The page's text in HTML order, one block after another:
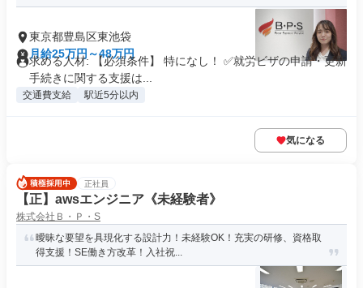
東京都豊島区東池袋
月給25万円～48万円
求める人材: 【必須条件】 特になし！ ✅就労ビザの申請・更新
手続きに関する支援は...
交通費支給 駅近5分以内
気になる
正社員
【正】awsエンジニア《未経験者》
株式会社Ｂ・Ｐ・S
曖昧な要望を具現化する設計力！未経験OK！充実の研修、資格取
得支援！SE働き方改革！入社祝...